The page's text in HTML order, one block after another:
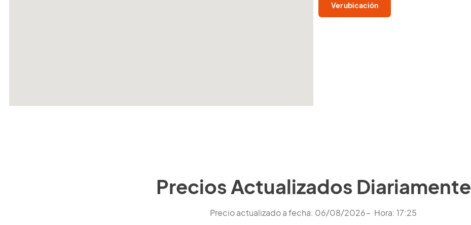
Ver ubicación
Precios Actualizados Diariamente
Precio actualizado a fecha: 06/08/2026- Hora: 17:25